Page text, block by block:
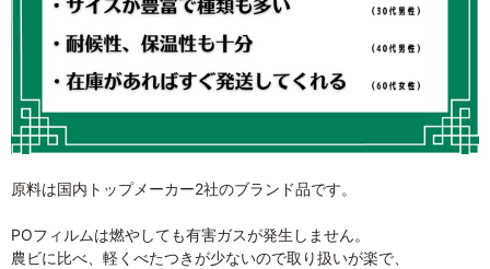
原料は国内トップメーカー2社のブランド品です。
POフィルムは燃やしても有害ガスが発生しません。
農ビに比べ、軽くべたつきが少ないので取り扱いが楽で、